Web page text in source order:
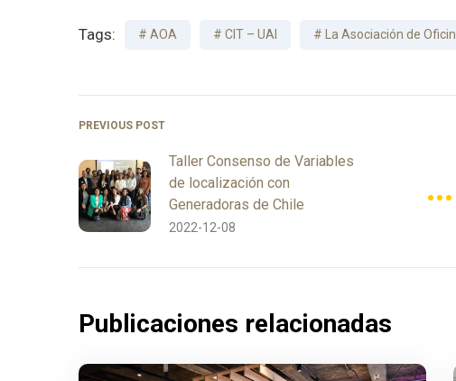
Tags: AOA CIT – UAI La Asociación de
PREVIOUS POST
Taller Consenso de Variables
de localización con
Generadoras de Chile
2022-12-08
Publicaciones relacionadas